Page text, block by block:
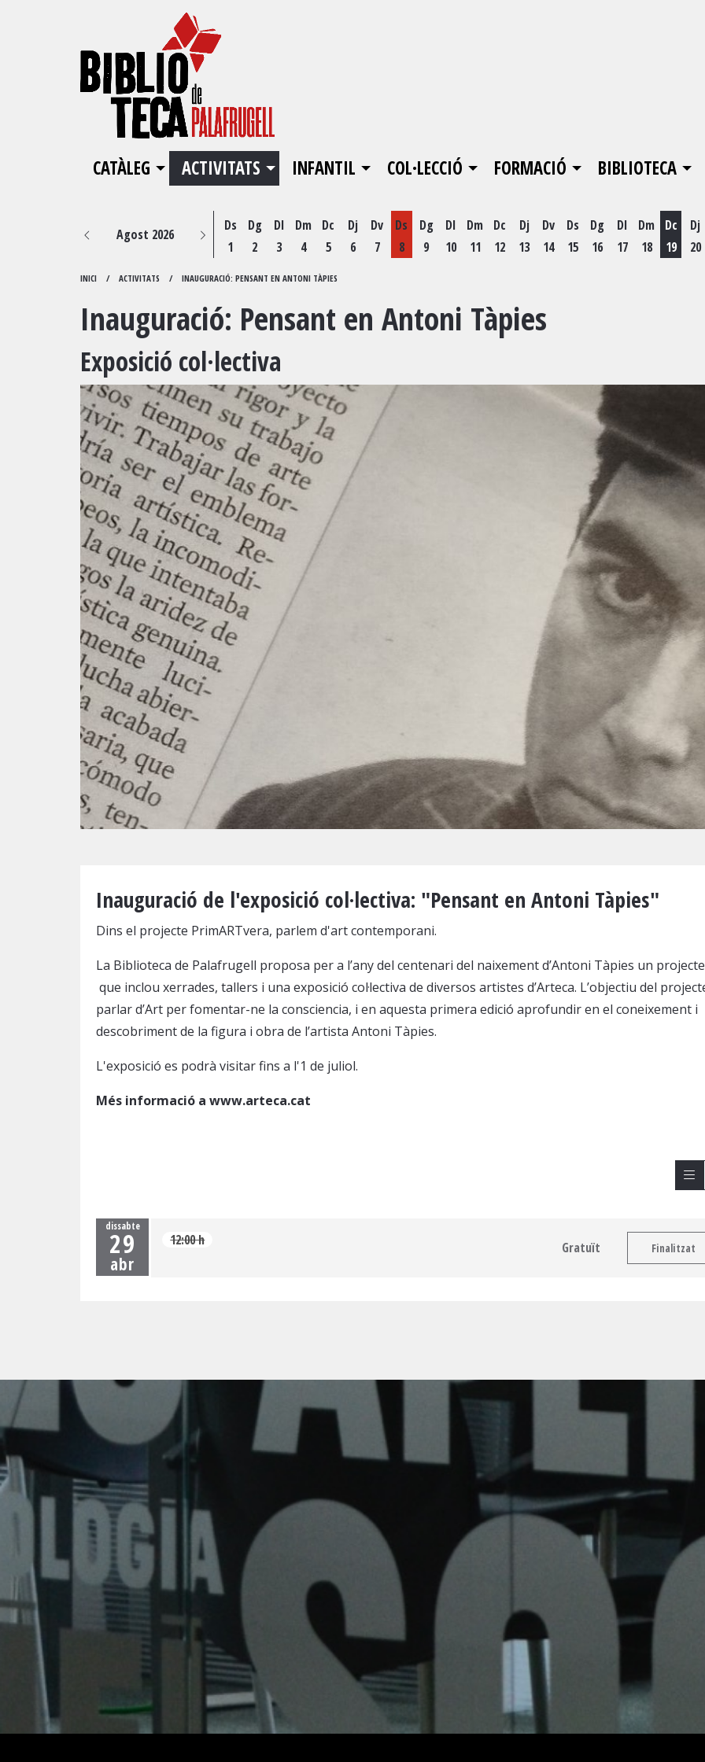
CATÀLEG ACTIVITATS INFANTIL COL·LECCIÓ FORMACIÓ BIBLIOTECA
Agost 2026
Ds
1
Dg
2
Dl
3
Dm
4
Dc
5
Dj
6
Dv
7
Ds
8
Dg
9
Dl
10
Dm
11
Dc
12
Dj
13
Dv
14
Ds
15
Dg
16
Dl
17
Dm
18
Dc
19
Dj
20
INICI ACTIVITATS INAUGURACIÓ: PENSANT EN ANTONI TÀPIES
Inauguració: Pensant en Antoni Tàpies
Exposició col·lectiva
Inauguració de l'exposició col·lectiva: "Pensant en Antoni Tàpies"
Dins el projecte PrimARTvera, parlem d'art contemporani.
La Biblioteca de Palafrugell proposa per a l’any del centenari del naixement d’Antoni Tàpies un projecte
que inclou xerrades, tallers i una exposició col·lectiva de diversos artistes d’Arteca. L’objectiu del
parlar d’Art per fomentar-ne la consciencia, i en aquesta primera edició aprofundir en el coneixement i
descobriment de la figura i obra de l’artista Antoni Tàpies.
L'exposició es podrà visitar fins a l'1 de juliol.
Més informació a www.arteca.cat
dissabte
29
abr
12:00 h Gratuït Finalitzat